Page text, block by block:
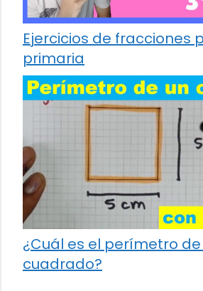
Ejercicios de fracciones
primaria
¿Cuál es el perímetro de
cuadrado?